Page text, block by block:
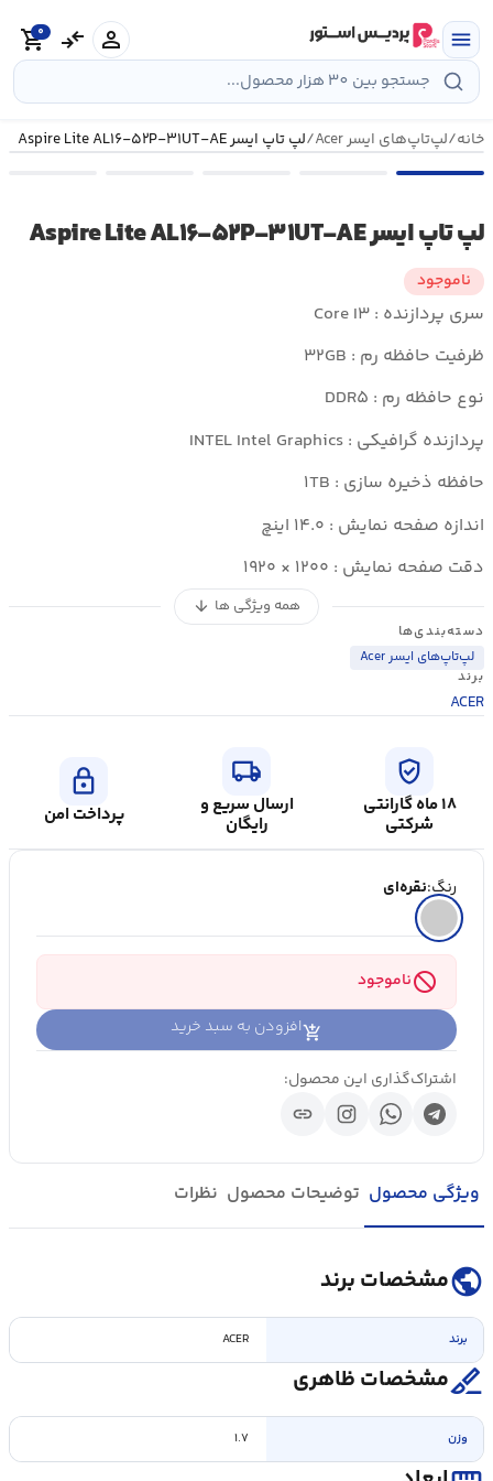
به
محتوا
menu
person
compare_arrows
shopping_cart
0
خانه/لپ‌تاپ‌های ایسر Acer /لپ تاپ ایسر Aspire Lite AL۱۶-۵۲P-۳۱UT-AE
لپ تاپ ایسر Aspire Lite AL۱۶-۵۲P-۳۱UT-AE
ناموجود
سری پردازنده : Core I۳
ظرفیت حافظه رم : ۳۲GB
نوع حافظه رم : DDR۵
پردازنده گرافیکی : INTEL Intel Graphics
حافظه ذخیره سازی : ۱TB
اندازه صفحه نمایش : ۱۴.۰ اینچ
دقت صفحه نمایش : ۱۲۰۰ × ۱۹۲۰
همه ویژگی ها arrow_downward
دسته‌بندی‌ها
لپ‌تاپ‌های ایسر Acer
برند
ACER
verified_user
۱۸ ماه گارانتی
شرکتی
local_shipping
ارسال سریع و
رایگان
lock
پرداخت امن
رنگ:نقره‌ای
blockناموجود
افزودن به سبد خرید
اشتراک‌گذاری این محصول:
link
ویژگی محصول توضیحات محصول نظرات
publicمشخصات برند
برند ACER
surgicalمشخصات ظاهری
وزن ۱.۷